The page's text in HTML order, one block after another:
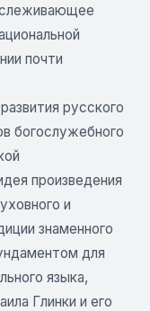
почти
русского
богослужебного
произведения
и
знаменного
для
языка,
Глинки и его